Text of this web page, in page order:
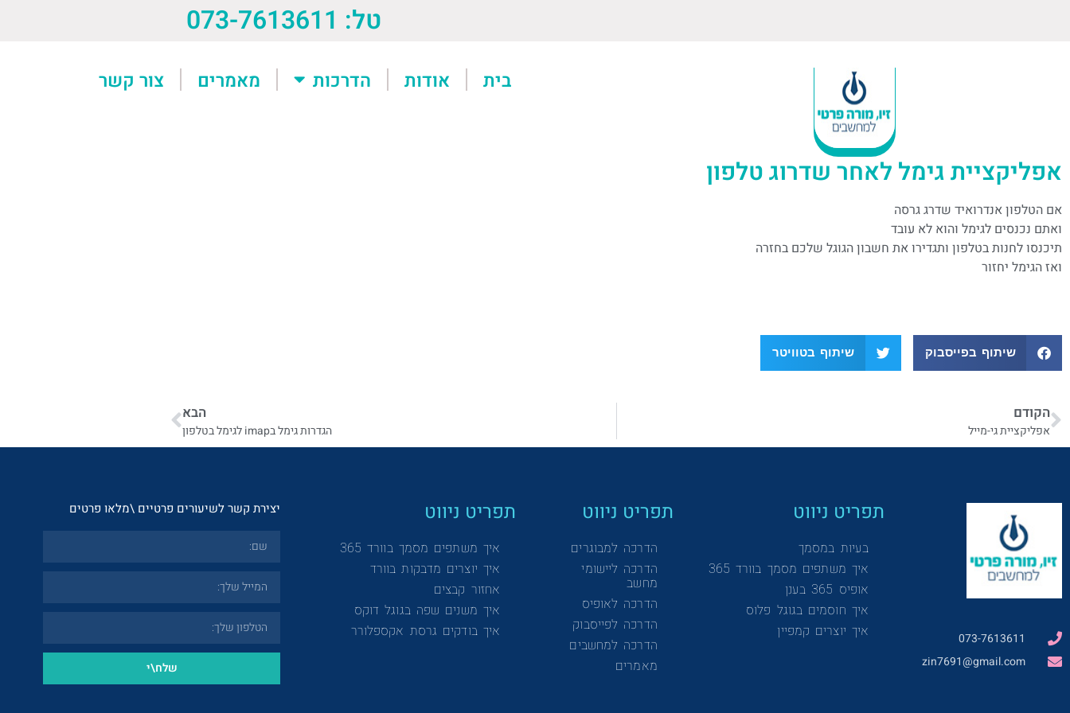
טל: 073-7613611
בית אודות הדרכות מאמרים צור קשר
אפליקציית גימל לאחר שדרוג טלפון
אם הטלפון אנדרואיד שדרג גרסה
ואתם נכנסים לגימל והוא לא עובד
תיכנסו לחנות בטלפון ותגדירו את חשבון הגוגל שלכם בחזרה
ואז הגימל יחזור
שיתוף בפייסבוק שיתוף בטוויטר
הקודם
אפליקציית גי-מייל
הבא
הגדרות גימל בimap לגימל בטלפון
073-7613611
zin7691@gmail.com
תפריט ניווט
בעיות במסמך
איך משתפים מסמך בוורד 365
אופיס 365 בענן
איך חוסמים בגוגל פלוס
איך יוצרים קמפיין
תפריט ניווט
הדרכה למבוגרים
הדרכה ליישומי
מחשב
הדרכה לאופיס
הדרכה לפייסבוק
הדרכה למחשבים
מאמרים
תפריט ניווט
איך משתפים מסמך בוורד 365
איך יוצרים מדבקות בוורד
אחזור קבצים
איך משנים שפה בגוגל דוקס
איך בודקים גרסת אקספלורר
יצירת קשר לשיעורים פרטיים \מלאו פרטים
שלח\י